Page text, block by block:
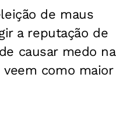
de maus
a reputação de
causar medo na
veem como maior